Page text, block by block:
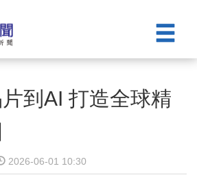
到AI 打造全球精
2026-06-01 10:30